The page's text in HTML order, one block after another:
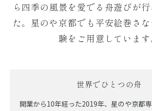
ら四季の風景を愛でる舟遊びが
た。星のや京都でも平安絵巻さ
験をご用意しています
世界でひとつの舟
開業から10年経った2019年、星のや京都